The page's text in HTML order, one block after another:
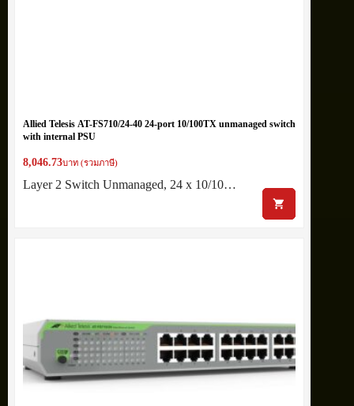
Allied Telesis AT-FS710/24-40 24-port 10/100TX unmanaged switch
with internal PSU
8,046.73บาท (รวมภาษี)
Layer 2 Switch Unmanaged, 24 x 10/10…